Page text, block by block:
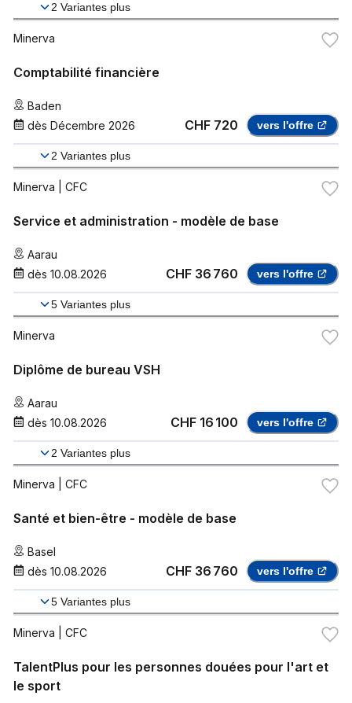
2 Variantes plus
Minerva
Comptabilité financière
Baden
dès Décembre 2026 CHF 720 vers l'offre
2 Variantes plus
Minerva | CFC
Service et administration - modèle de base
Aarau
dès 10.08.2026 CHF 36 760 vers l'offre
5 Variantes plus
Minerva
Diplôme de bureau VSH
Aarau
dès 10.08.2026 CHF 16 100 vers l'offre
2 Variantes plus
Minerva | CFC
Santé et bien-être - modèle de base
Basel
dès 10.08.2026 CHF 36 760 vers l'offre
5 Variantes plus
Minerva | CFC
TalentPlus pour les personnes douées pour l'art et
le sport